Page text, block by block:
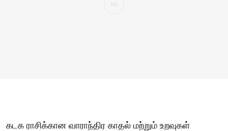
கடக ராசிக்கான வாராந்திர காதல் மற்றும் உறவுகள்